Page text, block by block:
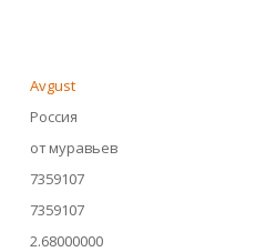
Avgust
Россия
от муравьев
7359107
7359107
2.68000000